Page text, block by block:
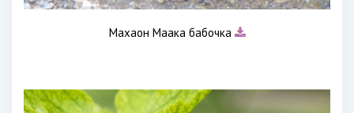
Махаон Маака бабочка